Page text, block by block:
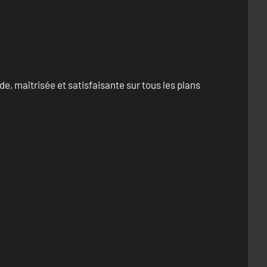
maîtrisée et satisfaisante sur tous les plans